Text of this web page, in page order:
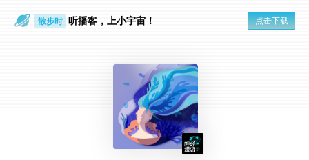
散步时 听播客，上小宇宙！ 点击下载